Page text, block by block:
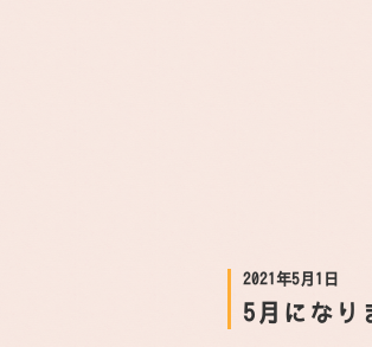
2021年5月1日
5月になり